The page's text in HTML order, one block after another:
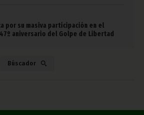
por su masiva participación en el
aniversario del Golpe de Libertad
Búscador